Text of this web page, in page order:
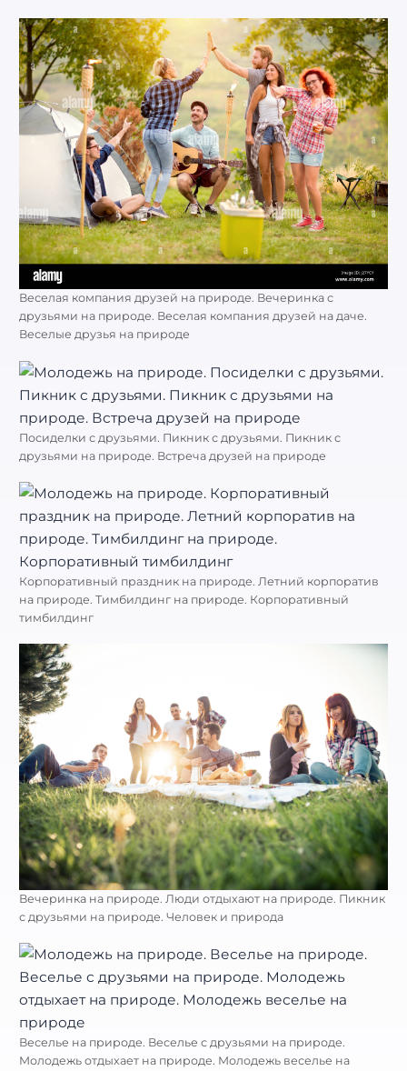
Веселая компания друзей на природе. Вечеринка с
друзьями на природе. Веселая компания друзей на даче.
Веселые друзья на природе
Посиделки с друзьями. Пикник с друзьями. Пикник с
друзьями на природе. Встреча друзей на природе
Корпоративный праздник на природе. Летний корпоратив
на природе. Тимбилдинг на природе. Корпоративный
тимбилдинг
Вечеринка на природе. Люди отдыхают на природе. Пикник
с друзьями на природе. Человек и природа
Веселье на природе. Веселье с друзьями на природе.
Молодежь отдыхает на природе. Молодежь веселье на